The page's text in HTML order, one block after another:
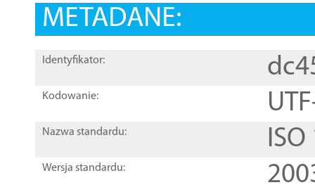
METADANE:
Identyfikator:
Kodowanie:
Nazwa standardu:
Wersja standardu: